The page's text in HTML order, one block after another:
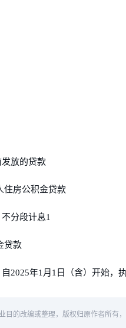
发放的贷款
住房公积金贷款
分段计息1
贷款
2025年1月1日（含）开始，
目的改编或整理，版权归原作者所有